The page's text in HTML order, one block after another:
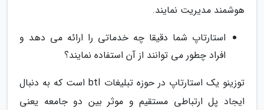
هوشمند مدیریت نمایند.
استارتاپ شما دقیقا چه خدماتی را ارائه می دهد و
افراد چطور می توانند از آن استفاده نمایند؟
توزینو یک استارتاپ در حوزه تبلیغات btl است که به دنبال
ایجاد پل ارتباطی مستقیم و موثر بین دو جامعه یعنی